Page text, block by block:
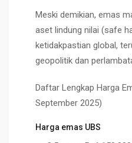
Meski demikian, emas
aset lindung nilai (safe
ketidakpastian global,
geopolitik dan
Daftar Lengkap Harga
September 2025)
Harga emas UBS